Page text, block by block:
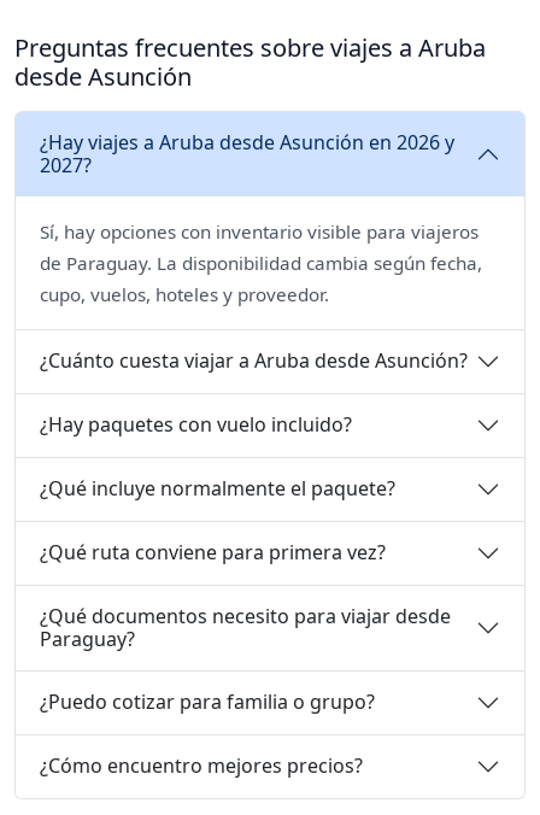
Preguntas frecuentes sobre viajes a Aruba
desde Asunción
¿Hay viajes a Aruba desde Asunción en 2026 y
2027?
Sí, hay opciones con inventario visible para viajeros
de Paraguay. La disponibilidad cambia según fecha,
cupo, vuelos, hoteles y proveedor.
¿Cuánto cuesta viajar a Aruba desde Asunción?
¿Hay paquetes con vuelo incluido?
¿Qué incluye normalmente el paquete?
¿Qué ruta conviene para primera vez?
¿Qué documentos necesito para viajar desde
Paraguay?
¿Puedo cotizar para familia o grupo?
¿Cómo encuentro mejores precios?